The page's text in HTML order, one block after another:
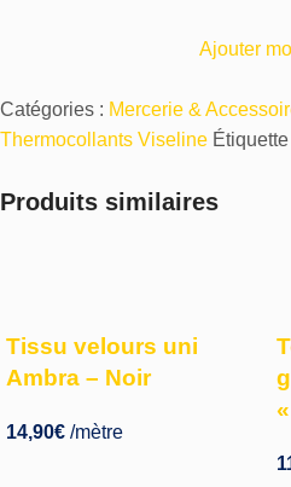
Ajouter
Catégories : Mercerie &
Thermocollants Viseline Étiquette
Produits similaires
Tissu velours uni
Ambra – Noir
14,90€ /mètre